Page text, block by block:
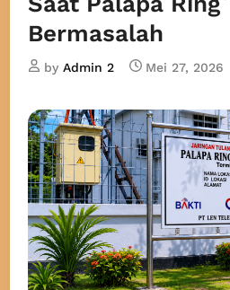
Bermasalah
byAdmin 2 Mei 27, 2026